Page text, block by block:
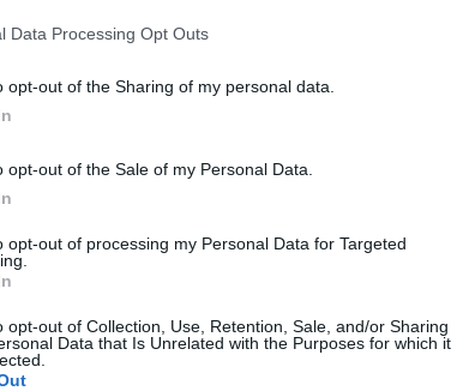
Data Processing Opt Outs
opt-out of the Sharing of my personal data.
opt-out of the Sale of my Personal Data.
opt-out of processing my Personal Data for Targeted
opt-out of Collection, Use, Retention, Sale, and/or Sharing
Data that Is Unrelated with the Purposes for which it